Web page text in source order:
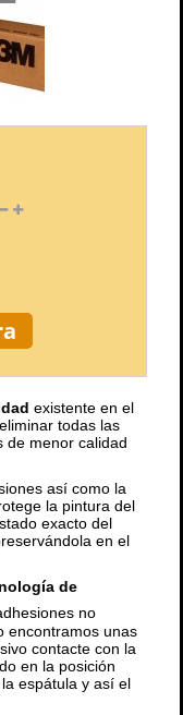
existente en el
todas las
de menor calidad
así como la
la pintura del
exacto del
en el
de
no
encontramos unas
contacte con la
en la posición
espátula y así el